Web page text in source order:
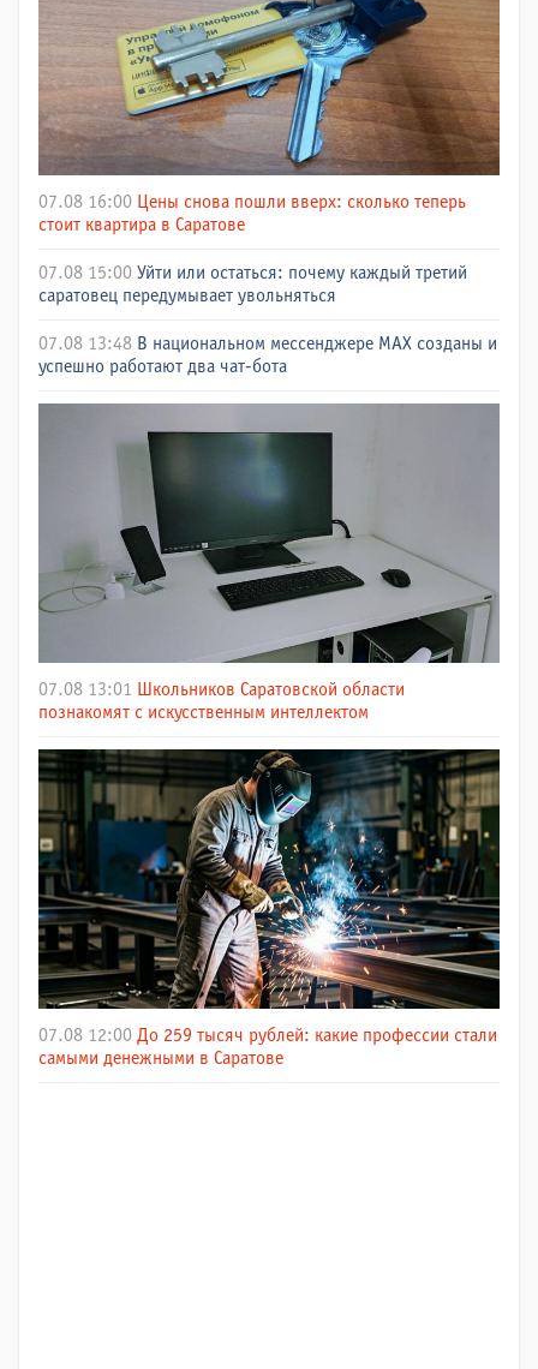
07.08 16:00 Цены снова пошли вверх: сколько теперь
стоит квартира в Саратове
07.08 15:00 Уйти или остаться: почему каждый третий
саратовец передумывает увольняться
07.08 13:48 В национальном мессенджере МАХ созданы и
успешно работают два чат-бота
07.08 13:01
Школьников Саратовской области
познакомят с искусственным интеллектом
07.08 12:00 До 259 тысяч рублей: какие профессии стали
самыми денежными в Саратове